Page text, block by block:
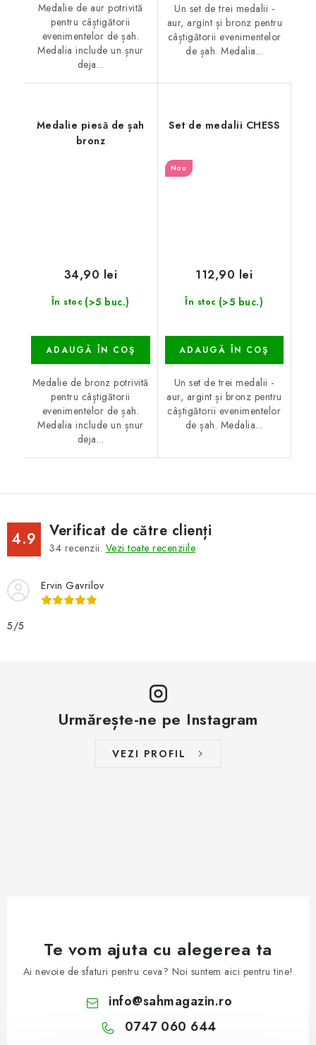
Medalie de aur potrivită
pentru câștigătorii
evenimentelor de șah.
Medalia include un șnur
deja...
Un set de trei medalii -
aur, argint și bronz pentru
câștigătorii evenimentelor
de șah. Medalia...
Medalie piesă de șah
bronz
În stoc (>5 buc.)
34,90 lei
ADAUGĂ ÎN COŞ
Medalie de bronz potrivită
pentru câștigătorii
evenimentelor de șah.
Medalia include un șnur
deja...
Set de medalii CHESS
Nou
În stoc (>5 buc.)
112,90 lei
ADAUGĂ ÎN COŞ
Un set de trei medalii -
aur, argint și bronz pentru
câștigătorii evenimentelor
de șah. Medalia...
4.9 Verificat de către clienți
34 recenzii. Vezi toate recenziile
Ervin Gavrilov
5/5
Urmărește-ne pe Instagram
VEZI PROFIL
Te vom ajuta cu alegerea ta
Ai nevoie de sfaturi pentru ceva? Noi suntem aici pentru tine!
info@sahmagazin.ro
0747 060 644